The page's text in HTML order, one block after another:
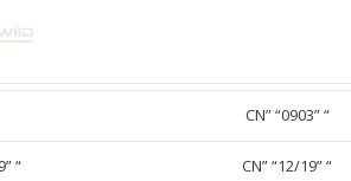
CN” “0903” “
“ CN” “12/19” “